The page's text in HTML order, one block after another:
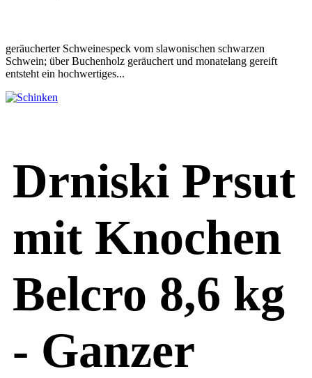
geräucherter Schweinespeck vom slawonischen schwarzen
Schwein; über Buchenholz geräuchert und monatelang gereift
entsteht ein hochwertiges...
Drniski Prsut
mit Knochen
Belcro 8,6 kg
- Ganzer